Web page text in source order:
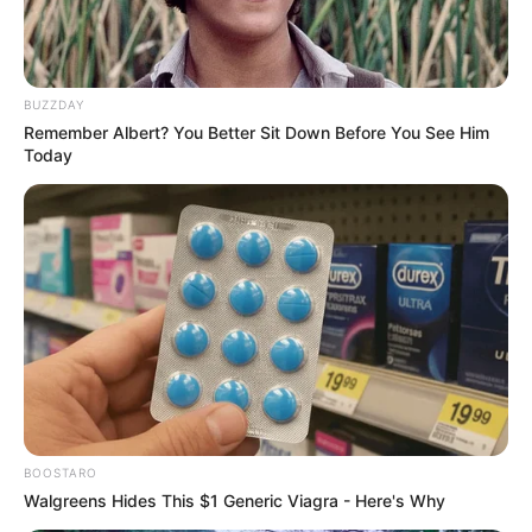
Film
BUZZDAY
Remember Albert? You Better Sit Down Before You See Him
Today
BOOSTARO
Walgreens Hides This $1 Generic Viagra - Here's Why